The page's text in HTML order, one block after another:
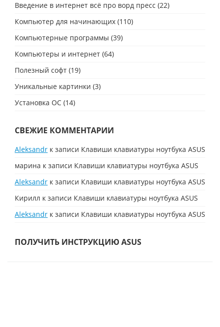
Введение в интернет всё про ворд пресс (22)
Компьютер для начинающих (110)
Компьютерные программы (39)
Компьютеры и интернет (64)
Полезный софт (19)
Уникальные картинки (3)
Установка ОС (14)
СВЕЖИЕ КОММЕНТАРИИ
Aleksandr к записи Клавиши клавиатуры ноутбука ASUS
марина к записи Клавиши клавиатуры ноутбука ASUS
Aleksandr к записи Клавиши клавиатуры ноутбука ASUS
Кирилл к записи Клавиши клавиатуры ноутбука ASUS
Aleksandr к записи Клавиши клавиатуры ноутбука ASUS
ПОЛУЧИТЬ ИНСТРУКЦИЮ ASUS